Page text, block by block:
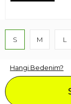
S M L
Hangi Bedenim?